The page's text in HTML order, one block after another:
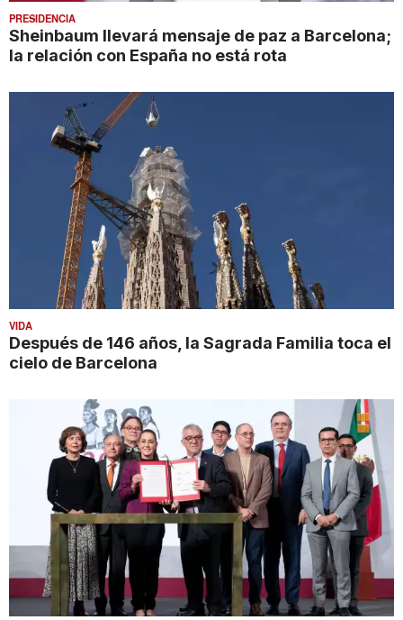
PRESIDENCIA
Sheinbaum llevará mensaje de paz a Barcelona;
la relación con España no está rota
VIDA
Después de 146 años, la Sagrada Familia toca el
cielo de Barcelona